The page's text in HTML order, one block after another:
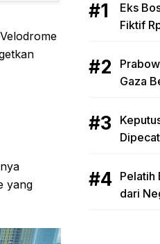
yang
Eks
Fiktif
Gaza
Pelatih
dari